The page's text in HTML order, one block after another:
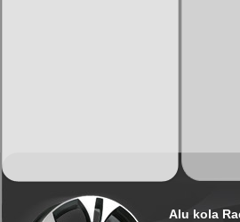
Alu kola